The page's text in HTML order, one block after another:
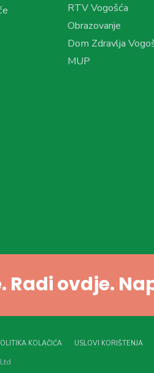
RTV Vogošća
Obrazovanje
Dom Zdravlja
MUP
Radi ovdje.
KOLAČIĆA USLOVI KORIŠTENJA